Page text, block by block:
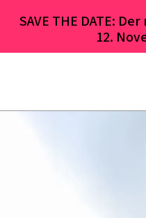
SAVE THE DATE:
12.